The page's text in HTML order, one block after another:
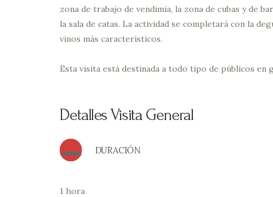
zona de trabajo de vendimia, la zona de cubas y de
la sala de catas. La actividad se completará con la
vinos más característicos.
Esta visita está destinada a todo tipo de públicos en
Detalles Visita General
DURACIÓN
1 hora